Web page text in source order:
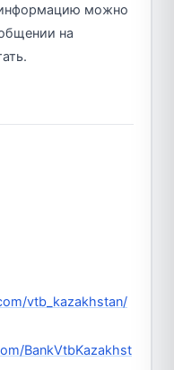
можно
на
vtb_kazakhstan/
BankVtbKazakhst